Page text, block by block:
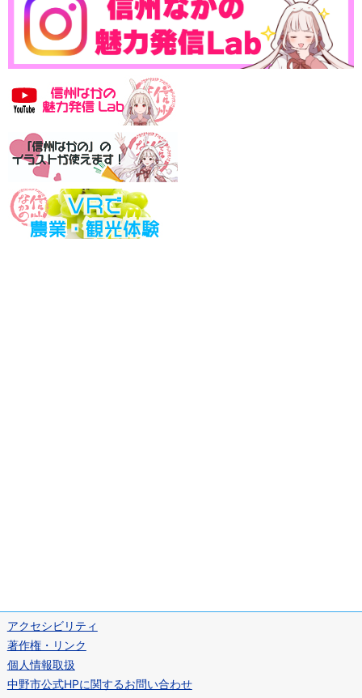
アクセシビリティ
著作権・リンク
個人情報取扱
中野市公式HPに関するお問い合わせ